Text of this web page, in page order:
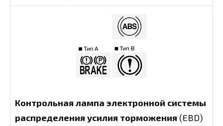
Контрольная лампа электронной системы
распределения усилия торможения (EBD)